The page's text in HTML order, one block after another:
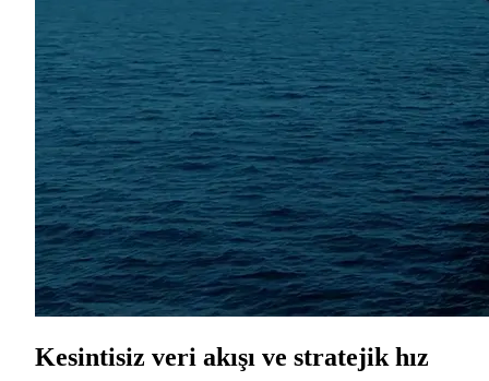
Kesintisiz veri akışı ve stratejik hız